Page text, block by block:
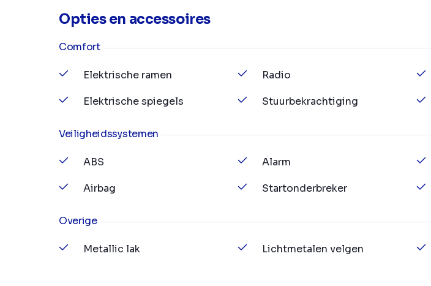
Opties en accessoires
Comfort
Elektrische ramen
Elektrische spiegels
Radio
Stuurbekrachtiging
Veiligheidssystemen
ABS
Airbag
Alarm
Startonderbreker
Overige
Metallic lak Lichtmetalen velgen